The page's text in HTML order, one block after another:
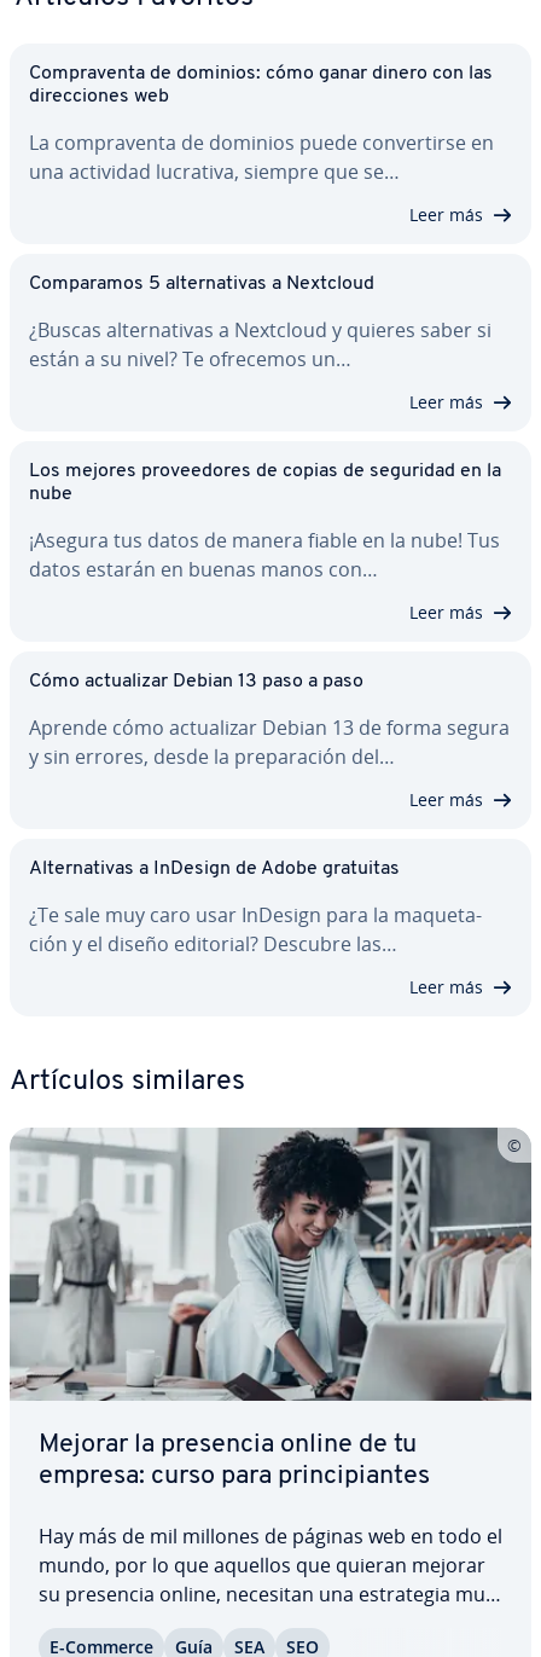
Co­m­pra­ve­n­ta de dominios: cómo ganar dinero con las
di­re­c­cio­nes web
La co­m­pra­ve­n­ta de dominios puede co­n­ve­r­ti­r­se en
una actividad lucrativa, siempre que se…
Leer más
Co­m­pa­ra­mos 5 al­te­r­na­ti­vas a Nextcloud
¿Buscas al­te­r­na­ti­vas a Nextcloud y quieres saber si
están a su nivel? Te ofrecemos un…
Leer más
Los mejores pro­vee­do­res de copias de seguridad en la
nube
¡Asegura tus datos de manera fiable en la nube! Tus
datos estarán en buenas manos con…
Leer más
Cómo ac­tua­li­zar Debian 13 paso a paso
Aprende cómo ac­tua­li­zar Debian 13 de forma segura
y sin errores, desde la pre­pa­ra­ción del…
Leer más
Al­te­r­na­ti­vas a InDesign de Adobe gratuitas
¿Te sale muy caro usar InDesign para la ma­que­ta­
ción y el diseño editorial? Descubre las…
Leer más
Artículos similares
Mejorar la presencia online de tu
empresa: curso para pri­n­ci­pia­n­tes
Hay más de mil millones de páginas web en todo el
mundo, por lo que aquellos que quieran mejorar
su presencia online, necesitan una es­tra­te­gia muy
E-Commerce Guía SEA SEO